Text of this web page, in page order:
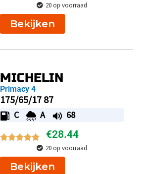
20 op voorraad
Bekijken
MICHELIN
Primacy 4
175/65/17 87
C A 68
€28.44
20 op voorraad
Bekijken